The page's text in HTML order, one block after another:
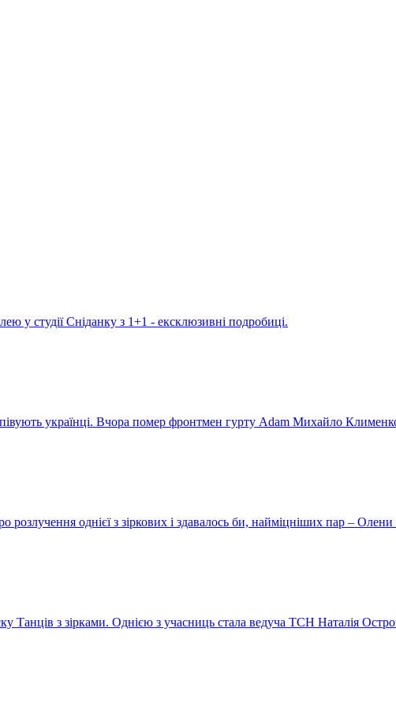
у студії Сніданку з 1+1 - ексклюзивні подробиці.
українці. Вчора помер фронтмен гурту Adam Михайло
однієї з зіркових і здавалось би, найміцніших пар – Олени
Танців з зірками. Однією з учасниць стала ведуча ТСН Наталія